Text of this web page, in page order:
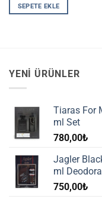
SEPETE EKLE
YENI ÜRÜNLER
Tiaras For
ml Set
780,00₺
Jagler
ml
750,00₺